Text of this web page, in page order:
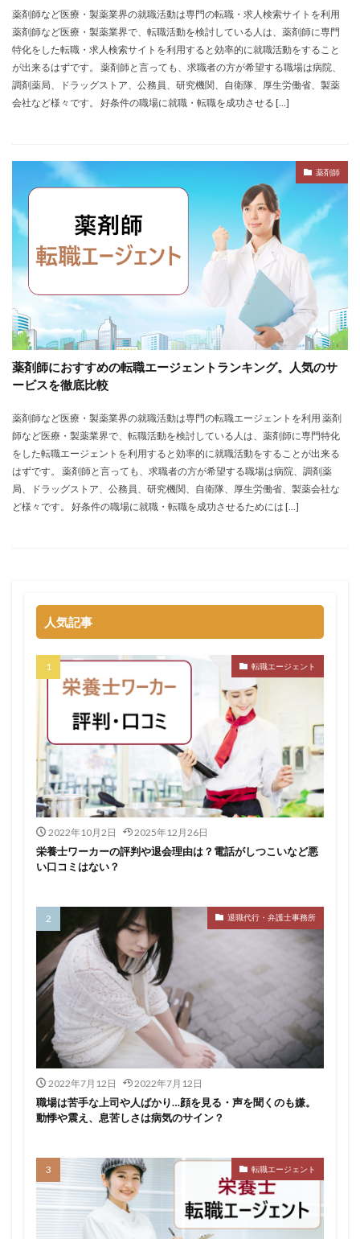
薬剤師など医療・製薬業界の就職活動は専門の転職・求人検索サイトを利用
薬剤師など医療・製薬業界で、転職活動を検討している人は、薬剤師に専門
特化をした転職・求人検索サイトを利用すると効率的に就職活動をすること
が出来るはずです。 薬剤師と言っても、求職者の方が希望する職場は病院、
調剤薬局、ドラッグストア、公務員、研究機関、自衛隊、厚生労働省、製薬
会社など様々です。 好条件の職場に就職・転職を成功させる […]
薬剤師
薬剤師におすすめの転職エージェントランキング。人気のサ
ービスを徹底比較
薬剤師など医療・製薬業界の就職活動は専門の転職エージェントを利用 薬剤
師など医療・製薬業界で、転職活動を検討している人は、薬剤師に専門特化
をした転職エージェントを利用すると効率的に就職活動をすることが出来る
はずです。 薬剤師と言っても、求職者の方が希望する職場は病院、調剤薬
局、ドラッグストア、公務員、研究機関、自衛隊、厚生労働省、製薬会社な
ど様々です。 好条件の職場に就職・転職を成功させるためには […]
人気記事
転職エージェント
2022年10月2日 2025年12月26日
栄養士ワーカーの評判や退会理由は？電話がしつこいなど悪
い口コミはない？
退職代行・弁護士事務所
2022年7月12日 2022年7月12日
職場は苦手な上司や人ばかり…顔を見る・声を聞くのも嫌。
動悸や震え、息苦しさは病気のサイン？
転職エージェント